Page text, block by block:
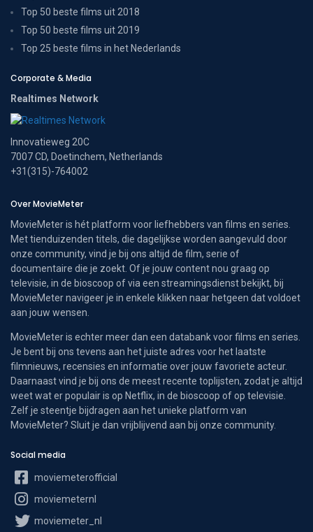
Top 50 beste films uit 2018
Top 50 beste films uit 2019
Top 25 beste films in het Nederlands
Corporate & Media
Realtimes Network
Innovatieweg 20C
7007 CD, Doetinchem, Netherlands
+31(315)-764002
Over MovieMeter
MovieMeter is hét platform voor liefhebbers van films en series.
Met tienduizenden titels, die dagelijkse worden aangevuld door
onze community, vind je bij ons altijd de film, serie of
documentaire die je zoekt. Of je jouw content nou graag op
televisie, in de bioscoop of via een streamingsdienst bekijkt, bij
MovieMeter navigeer je in enkele klikken naar hetgeen dat voldoet
aan jouw wensen.
MovieMeter is echter meer dan een databank voor films en series.
Je bent bij ons tevens aan het juiste adres voor het laatste
filmnieuws, recensies en informatie over jouw favoriete acteur.
Daarnaast vind je bij ons de meest recente toplijsten, zodat je altijd
weet wat er populair is op Netflix, in de bioscoop of op televisie.
Zelf je steentje bijdragen aan het unieke platform van
MovieMeter? Sluit je dan vrijblijvend aan bij onze community.
Social media
moviemeterofficial
moviemeternl
moviemeter_nl